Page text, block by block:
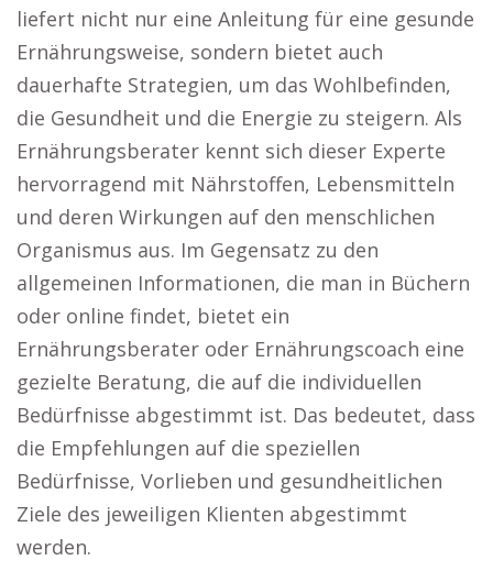
liefert nicht nur eine Anleitung für eine gesunde
Ernährungsweise, sondern bietet auch
dauerhafte Strategien, um das Wohlbefinden,
die Gesundheit und die Energie zu steigern. Als
Ernährungsberater kennt sich dieser Experte
hervorragend mit Nährstoffen, Lebensmitteln
und deren Wirkungen auf den menschlichen
Organismus aus. Im Gegensatz zu den
allgemeinen Informationen, die man in Büchern
oder online findet, bietet ein
Ernährungsberater oder Ernährungscoach eine
gezielte Beratung, die auf die individuellen
Bedürfnisse abgestimmt ist. Das bedeutet, dass
die Empfehlungen auf die speziellen
Bedürfnisse, Vorlieben und gesundheitlichen
Ziele des jeweiligen Klienten abgestimmt
werden.